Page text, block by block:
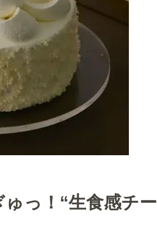
ゅっ！“生食感チー